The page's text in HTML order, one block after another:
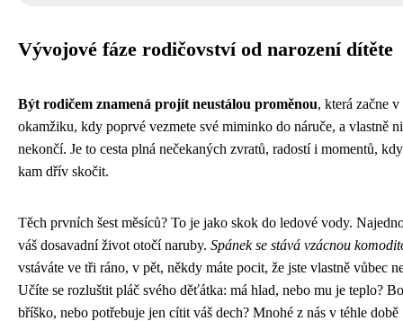
Vývojové fáze rodičovství od narození dítěte
Být rodičem znamená projít neustálou proměnou, která začne v
okamžiku, kdy poprvé vezmete své miminko do náruče, a vlastně
nekončí. Je to cesta plná nečekaných zvratů, radostí i momentů,
kam dřív skočit.
Těch prvních šest měsíců? To je jako skok do ledové vody.
váš dosavadní život otočí naruby. Spánek se stává vzácnou
vstáváte ve tři ráno, v pět, někdy máte pocit, že jste vlastně vůbec
Učíte se rozluštit pláč svého děťátka: má hlad, nebo mu je teplo?
bříško, nebo potřebuje jen cítit váš dech? Mnohé z nás v téhle době